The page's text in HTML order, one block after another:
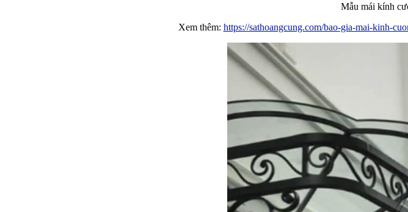
Mẫu mái kính
Xem thêm: https://sathoangcung.com/bao-gia-mai-kinh-